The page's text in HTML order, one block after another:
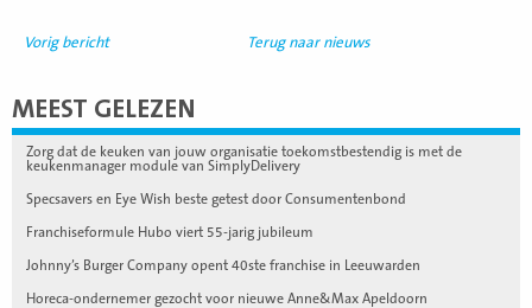
Vorig bericht Terug naar nieuws
MEEST GELEZEN
Zorg dat de keuken van jouw organisatie toekomstbestendig is met de
keukenmanager module van SimplyDelivery
Specsavers en Eye Wish beste getest door Consumentenbond
Franchiseformule Hubo viert 55-jarig jubileum
Johnny’s Burger Company opent 40ste franchise in Leeuwarden
Horeca-ondernemer gezocht voor nieuwe Anne&Max Apeldoorn